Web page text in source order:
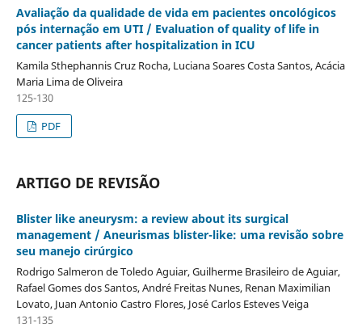
Avaliação da qualidade de vida em pacientes oncológicos
pós internação em UTI / Evaluation of quality of life in
cancer patients after hospitalization in ICU
Kamila Sthephannis Cruz Rocha, Luciana Soares Costa Santos, Acácia
Maria Lima de Oliveira
125-130
PDF
ARTIGO DE REVISÃO
Blister like aneurysm: a review about its surgical
management / Aneurismas blister-like: uma revisão sobre
seu manejo cirúrgico
Rodrigo Salmeron de Toledo Aguiar, Guilherme Brasileiro de Aguiar,
Rafael Gomes dos Santos, André Freitas Nunes, Renan Maximilian
Lovato, Juan Antonio Castro Flores, José Carlos Esteves Veiga
131-135